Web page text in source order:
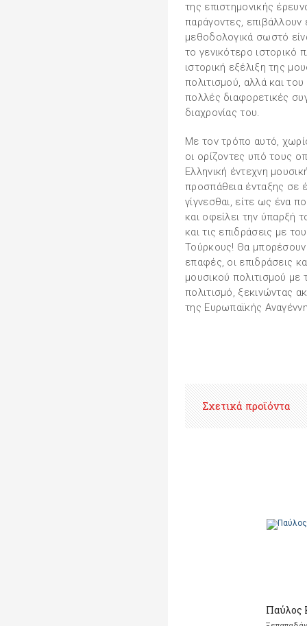
της επιστημονικής
παράγοντες,
μεθοδολογικά σωστό
το γενικότερο ιστορικό
ιστορική εξέλιξη της
πολιτισμού, αλλά και
πολλές διαφορετικές
διαχρονίας του.
Με τον τρόπο αυτό,
οι ορίζοντες υπό τους
Ελληνική έντεχνη
προσπάθεια ένταξης σε
γίγνεσθαι, είτε ως ένα
και οφείλει την ύπαρξή
και τις επιδράσεις με
Τούρκους! Θα μπορέσουν
επαφές, οι επιδράσεις
μουσικού πολιτισμού
πολιτισμό, ξεκινώντας
της Ευρωπαϊκής
Σχετικά προϊόντα
Παύλος